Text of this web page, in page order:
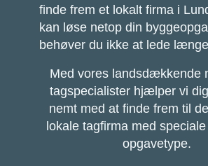
finde frem et lokalt firma i
kan løse netop din
behøver du ikke at lede
Med vores landsdækkende
tagspecialister hjælper vi
nemt med at finde frem til
lokale tagfirma med
opgavetype.